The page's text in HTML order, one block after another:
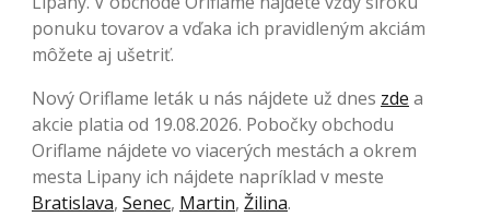
ponuku tovarov a vďaka ich pravidleným akciám
môžete aj ušetriť.
Nový Oriflame leták u nás nájdete už dnes zde a
akcie platia od 19.08.2026. Pobočky obchodu
Oriflame nájdete vo viacerých mestách a okrem
mesta Lipany ich nájdete napríklad v meste
Bratislava, Senec, Martin, Žilina.